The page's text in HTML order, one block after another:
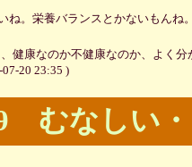
ね。栄養バランスとかないもん
健康なのか不健康なのか、よく
07-20 23:35 )
むなしい